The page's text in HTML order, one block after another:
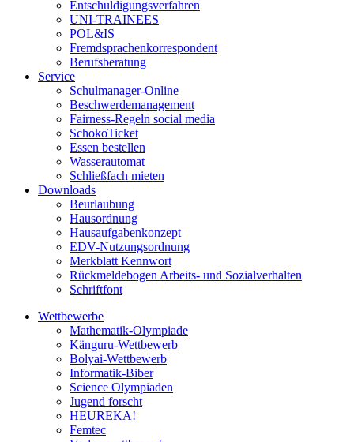
Entschuldigungsverfahren
UNI-TRAINEES
POL&IS
Fremdsprachenkorrespondent
Berufsberatung
Service
Schulmanager-Online
Beschwerdemanagement
Fairness-Regeln social media
SchokoTicket
Essen bestellen
Wasserautomat
Schließfach mieten
Downloads
Beurlaubung
Hausordnung
Hausaufgabenkonzept
EDV-Nutzungsordnung
Merkblatt Kennwort
Rückmeldebogen Arbeits- und Sozialverhalten
Schriftfont
Wettbewerbe
Mathematik-Olympiade
Känguru-Wettbewerb
Bolyai-Wettbewerb
Informatik-Biber
Science Olympiaden
Jugend forscht
HEUREKA!
Femtec